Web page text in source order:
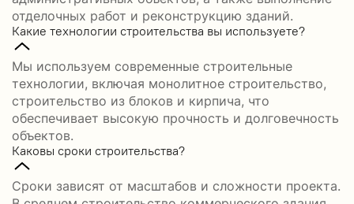
отделочных работ и реконструкцию зданий.
Какие технологии строительства вы используете?
Мы используем современные строительные
технологии, включая монолитное строительство,
строительство из блоков и кирпича, что
обеспечивает высокую прочность и долговечность
объектов.
Каковы сроки строительства?
Сроки зависят от масштабов и сложности проекта.